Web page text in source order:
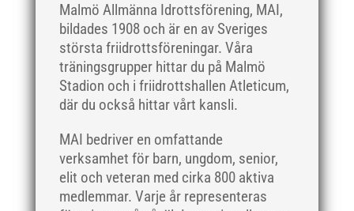
Malmö Allmänna Idrottsförening, MAI,
bildades 1908 och är en av Sveriges
största friidrottsföreningar. Våra
träningsgrupper hittar du på Malmö
Stadion och i friidrottshallen Atleticum,
där du också hittar vårt kansli.
MAI bedriver en omfattande
verksamhet för barn, ungdom, senior,
elit och veteran med cirka 800 aktiva
medlemmar. Varje år representeras
augusti 2018
juli 2018
juni 2018
maj 2018
april 2018
mars 2018
februari 2018
januari 2018
december 2017